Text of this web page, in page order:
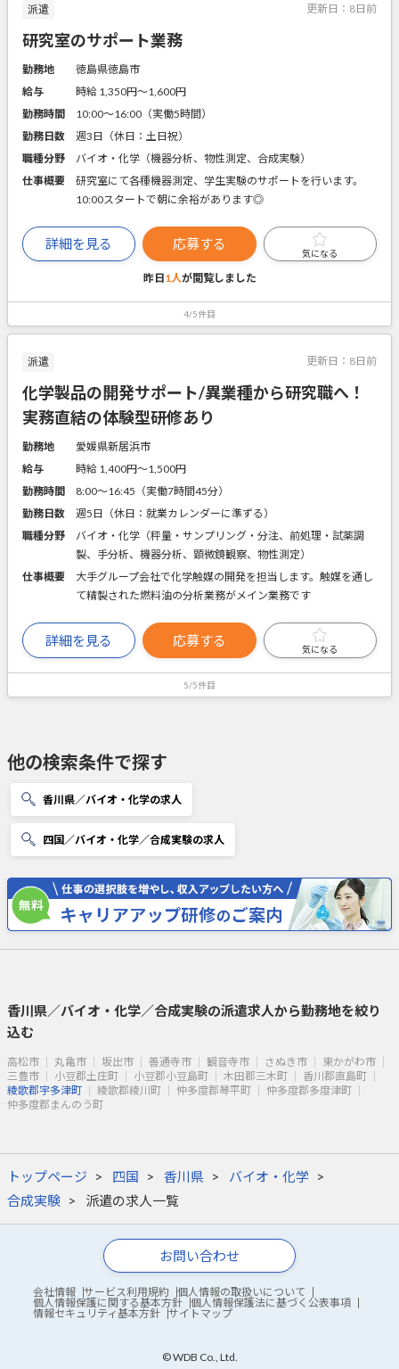
派遣 更新日： 8日前
研究室のサポート業務
勤務地
徳島県徳島市
給与
時給 1,350円〜1,600円
勤務時間
10:00～16:00（実働5時間）
勤務日数
週3日（休日：土日祝）
職種分野
バイオ・化学（機器分析、物性測定、合成実験）
仕事概要
研究室にて各種機器測定、学生実験のサポートを行います。
10:00スタートで朝に余裕があります◎
詳細を見る 応募する
気になる
昨日1人が閲覧しました
4/5件目
派遣 更新日： 8日前
化学製品の開発サポート/異業種から研究職へ！
実務直結の体験型研修あり
勤務地
愛媛県新居浜市
給与
時給 1,400円〜1,500円
勤務時間
8:00～16:45（実働7時間45分）
勤務日数
週5日（休日：就業カレンダーに準ずる）
職種分野
バイオ・化学（秤量・サンプリング・分注、前処理・試薬調
製、手分析、機器分析、顕微鏡観察、物性測定）
仕事概要
大手グループ会社で化学触媒の開発を担当します。触媒を通し
て精製された燃料油の分析業務がメイン業務です
詳細を見る 応募する
気になる
5/5件目
他の検索条件で探す
香川県／バイオ・化学の求人
四国／バイオ・化学／合成実験の求人
香川県／バイオ・化学／合成実験の派遣求人から勤務地を絞り
込む
高松市 丸亀市 坂出市 善通寺市 観音寺市 さぬき市
東かがわ市
三豊市
小豆郡土庄町 小豆郡小豆島町 木田郡三木町
香川郡直島町
綾歌郡宇多津町
綾歌郡綾川町 仲多度郡琴平町
仲多度郡多度津町
仲多度郡まんのう町
トップページ 四国 香川県
バイオ・化学
合成実験
派遣の求人一覧
お問い合わせ
会社情報 サービス利用規約
個人情報の取扱いについて
個人情報保護に関する基本方針
個人情報保護法に基づく公表事項
情報セキュリティ基本方針
サイトマップ
© WDB Co., Ltd.